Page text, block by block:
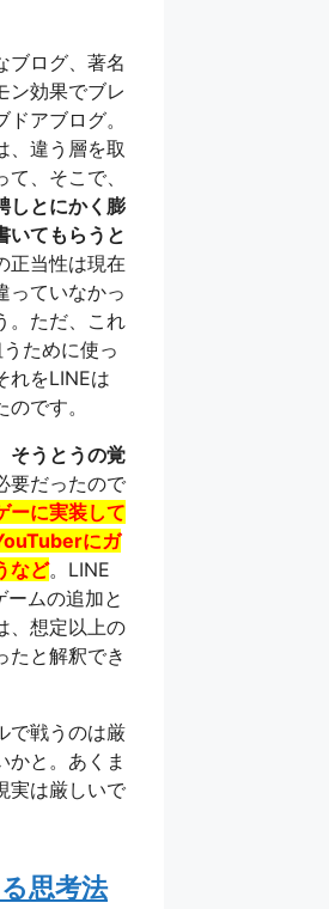
ブログ、著名
ン効果でブレ
アブログ。
、違う層を取
、そこで、
しとにかく膨
いてもらうと
正当性は現在
っていなかっ
。ただ、これ
ために使っ
れをLINEは
です。
そうとうの覚
要だったので
ーに実装して
にガ
など。LINE
ームの追加と
、想定以上の
たと解釈でき
で戦うのは厳
かと。あくま
実は厳しいで
思考法